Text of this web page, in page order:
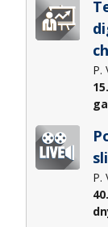
P.
P.